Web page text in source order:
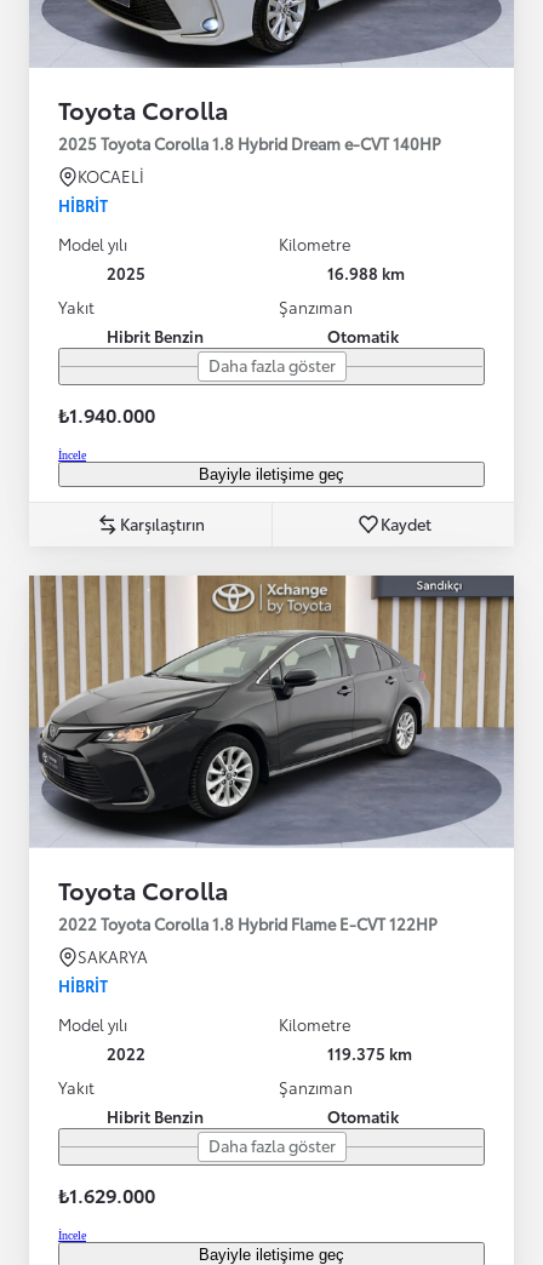
Toyota Corolla
2025 Toyota Corolla 1.8 Hybrid Dream e-CVT 140HP
KOCAELİ
HIBRIT
Model yılı
2025
Kilometre
16.988 km
Yakıt
Hibrit Benzin
Şanzıman
Otomatik
Daha fazla göster
₺1.940.000
İncele
Bayiyle iletişime geç
Karşılaştırın Kaydet
Toyota Corolla
2022 Toyota Corolla 1.8 Hybrid Flame E-CVT 122HP
SAKARYA
HIBRIT
Model yılı
2022
Kilometre
119.375 km
Yakıt
Hibrit Benzin
Şanzıman
Otomatik
Daha fazla göster
₺1.629.000
İncele
Bayiyle iletişime geç